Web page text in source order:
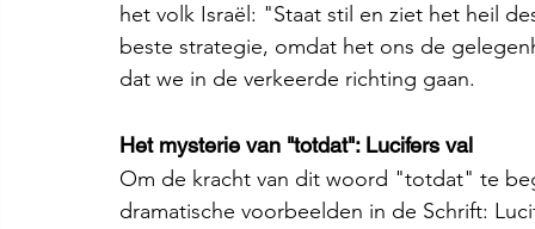
het volk Israël: "Staat stil en ziet het heil
beste strategie, omdat het ons de
dat we in de verkeerde richting gaan.
Het mysterie van "totdat": Lucifers val
Om de kracht van dit woord "totdat" te
dramatische voorbeelden in de Schrift: